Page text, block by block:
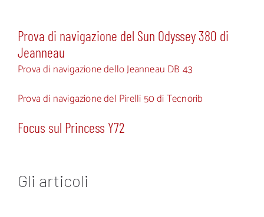
Prova di navigazione del Sun Odyssey 380 di
Jeanneau
Prova di navigazione dello Jeanneau DB 43
Prova di navigazione del Pirelli 50 di Tecnorib
Focus sul Princess Y72
Gli articoli